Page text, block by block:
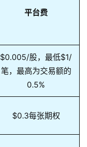
平台费
$0.005/股，最低$1/
笔，最高为交易额的
0.5%
$0.3每张期权